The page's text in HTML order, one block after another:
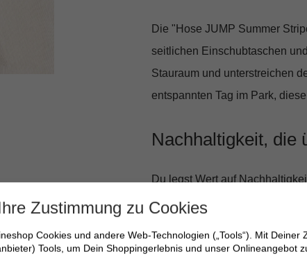
Die "Hose JUMP Summer
seitlichen Einschubtaschen
Stauraum und unterstreichen
entspannten Tag im Park,
Nachhaltigkeit, die
Du legst Wert auf
nach OEKO-TEX®
Herstellung auf
deiner Hose nicht nur gut
Zustimmung zu Cookies
Cookies und andere Web-Technologien („Tools“). Mit Deiner
Tools, um Dein Shoppingerlebnis und unser Onlineangebot